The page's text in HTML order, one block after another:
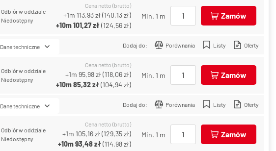
Odbiór w oddziale
Niedostępny
Cena netto (brutto)
+1m 113,93 zł(140,13 zł)
+10m101,27 zł(124,56 zł)
Min. 1 m Zamów
Dodaj do: Porównania Listy Oferty
Dane techniczne
Odbiór w oddziale
Niedostępny
Cena netto (brutto)
+1m 95,98 zł(118,06 zł)
+10m85,32 zł(104,94 zł)
Min. 1 m Zamów
Dodaj do: Porównania Listy Oferty
Dane techniczne
Odbiór w oddziale
Niedostępny
Cena netto (brutto)
+1m 105,16 zł(129,35 zł)
+10m93,48 zł(114,98 zł)
Min. 1 m Zamów